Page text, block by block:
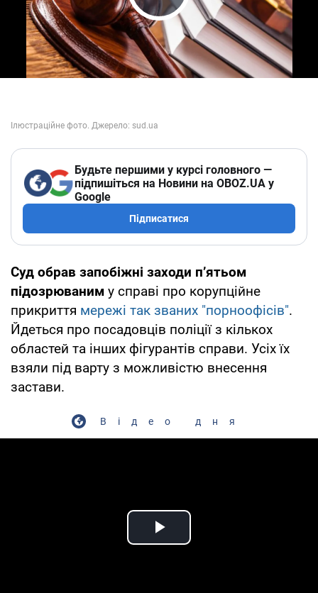
Play Video
Будьте першими у курсі головного —
підпишіться на Новини на OBOZ.UA у
Google
Підписатися
Суд обрав запобіжні заходи п’ятьом
підозрюваним у справі про корупційне
прикриття мережі так званих "порноофісів".
Йдеться про посадовців поліції з кількох
областей та інших фігурантів справи. Усіх їх
взяли під варту з можливістю внесення
застави.
Відео дня
Play Video